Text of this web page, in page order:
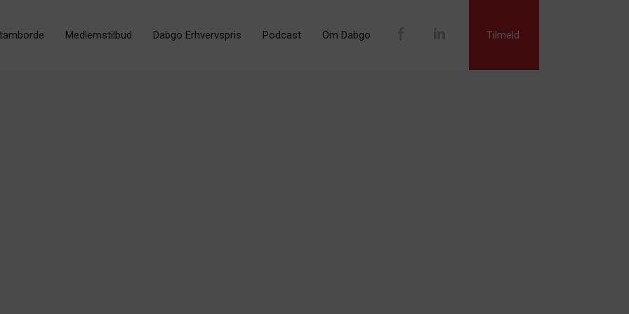
Medlemstilbud Dabgo Erhvervspris Podcast Om Dabgo Tilmeld